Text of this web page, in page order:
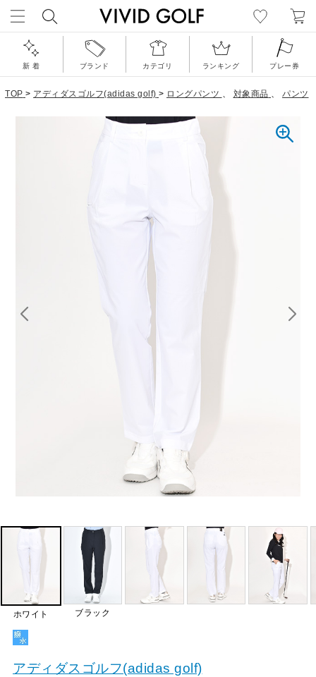
新 着 ブランド カテゴリ ランキング プレー券
TOP > アディダスゴルフ(adidas golf) > ロングパンツ 、 対象商品 、 パンツ
ホワイト ブラック
アディダスゴルフ(adidas golf)